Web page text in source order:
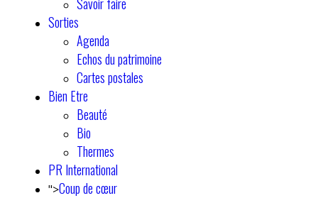
Sorties
Agenda
Echos du patrimoine
Cartes postales
Bien Etre
Beauté
Bio
Thermes
PR International
">Coup de cœur